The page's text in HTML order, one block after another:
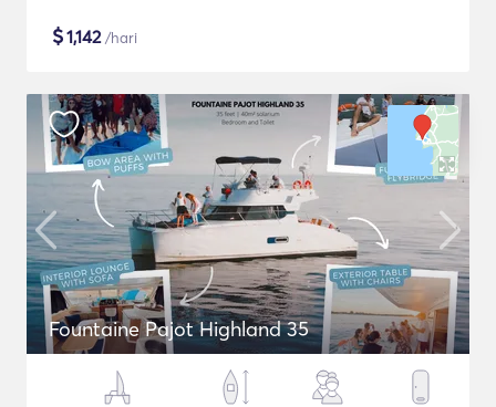
$1,142/hari
Fountaine Pajot Highland 35